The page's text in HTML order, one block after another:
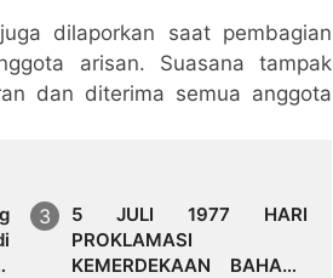
dilaporkan saat pembagian
arisan. Suasana tampak
dan diterima semua anggota
5 JULI 1977 HARI
PROKLAMASI
KEMERDEKAAN BAHASA